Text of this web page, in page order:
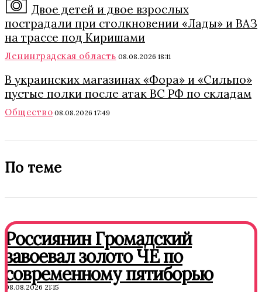
Двое детей и двое взрослых
пострадали при столкновении «Лады» и ВАЗ
на трассе под Киришами
Ленинградская область 08.08.2026 18:11
В украинских магазинах «Фора» и «Сильпо»
пустые полки после атак ВС РФ по складам
Общество 08.08.2026 17:49
По теме
Россиянин Громадский
завоевал золото ЧЕ по
современному пятиборью
08.08.2026 21:15